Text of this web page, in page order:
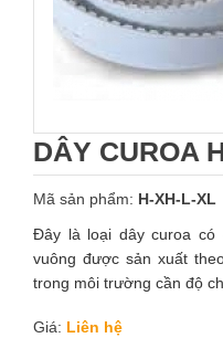
DÂY CUROA
Mã sản phẩm: H-XH-L-XL
Đây là loại dây curoa có
vuông được sản xuất
trong môi trường cần độ
Giá: Liên hệ